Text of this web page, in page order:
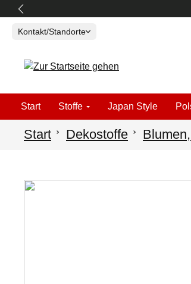
Kontakt/Standorte
Start Stoffe Japan Style
Start Dekostoffe